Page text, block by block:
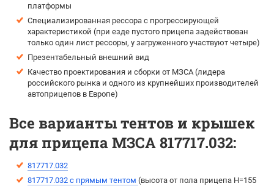
платформы
Специализированная рессора с прогрессирующей
характеристикой (при езде пустого прицепа задействован
только один лист рессоры, у загруженного участвуют четыре)
Презентабельный внешний вид
Качество проектирования и сборки от МЗСА (лидера
российского рынка и одного из крупнейших производителей
автоприцепов в Европе)
Все варианты тентов и крышек
для прицепа МЗСА 817717.032:
817717.032
817717.032 с прямым тентом (выcота от пола прицепа H=155